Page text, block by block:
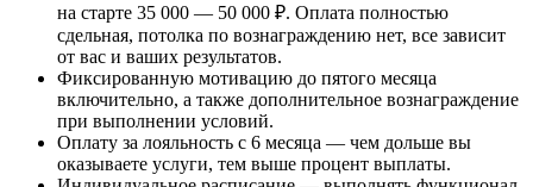
на старте 35 000 — 50 000 ₽. Оплата полностью
сдельная, потолка по вознаграждению нет, все зависит
от вас и ваших результатов.
Фиксированную мотивацию до пятого месяца
включительно, а также дополнительное вознаграждение
при выполнении условий.
Оплату за лояльность с 6 месяца — чем дольше вы
оказываете услуги, тем выше процент выплаты.